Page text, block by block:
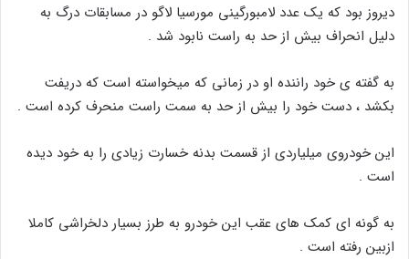
دیروز بود که یک عدد لامبورگینی مورسیا لاگو در مسابقات درگ به
دلیل انحراف بیش از حد به راست نابود شد .
به گفته ی خود راننده او در زمانی که میخواسته است که دریفت
بکشد ، دست خود را بیش از حد به سمت راست منحرف کرده است .
این خودروی میلیاردی از قسمت بدنه خسارت زیادی را به خود دیده
است .
به گونه ای کمک های عقب این خودرو به طرز بسیار دلخراشی کاملا
ازبین رفته است .